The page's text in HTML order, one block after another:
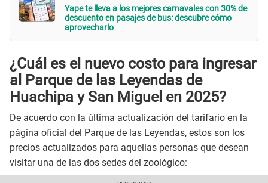
Yape te lleva a los mejores carnavales con 30% de
descuento en pasajes de bus: descubre cómo
aprovecharlo
¿Cuál es el nuevo costo para ingresar
al Parque de las Leyendas de
Huachipa y San Miguel en 2025?
De acuerdo con la última actualización del tarifario en la
página oficial del Parque de las Leyendas, estos son los
precios actualizados para aquellas personas que desean
visitar una de las dos sedes del zoológico: